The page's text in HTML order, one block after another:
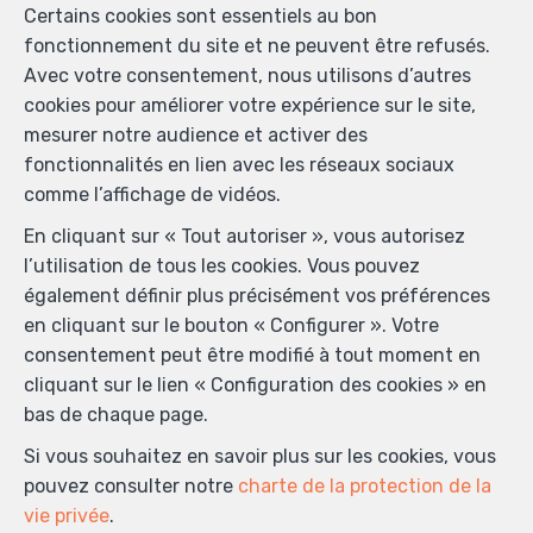
Je souhaite recevoir les newsletters.
J'accepte de recevoir des SMS de notification.
En envoyant ma demande de contact, je déclare
accepter que mes données complétées dans ce
formulaire soient utilisées pour les buts mentionnés ci-
dessus par Sweet home properties ; et ce, en accord
avec lacharte de protection de la vie privéedu site. Je
peux à tout moment retirer mon consentement en
introduisant une demande écrite à l’adresse
info@sweethomeproperties.be.
Certains cookies sont essentiels au bon
fonctionnement du site et ne peuvent être refusés.
Avec votre consentement, nous utilisons d’autres
cookies pour améliorer votre expérience sur le site,
mesurer notre audience et activer des
fonctionnalités en lien avec les réseaux sociaux
comme l’affichage de vidéos.
En cliquant sur « Tout autoriser », vous autorisez
l’utilisation de tous les cookies. Vous pouvez
également définir plus précisément vos préférences
en cliquant sur le bouton « Configurer ». Votre
consentement peut être modifié à tout moment en
cliquant sur le lien « Configuration des cookies » en
bas de chaque page.
Si vous souhaitez en savoir plus sur les cookies, vous
pouvez consulter notre charte de la protection de la
vie privée.
Sweet Home Properties